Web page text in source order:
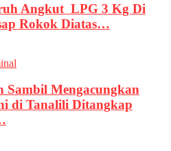
Angkut LPG 3 Kg Di
Rokok Diatas…
Sambil Mengacungkan
di Tanalili Ditangkap